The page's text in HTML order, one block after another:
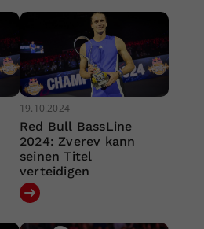
19.10.2024
Red Bull BassLine
2024: Zverev kann
seinen Titel
verteidigen